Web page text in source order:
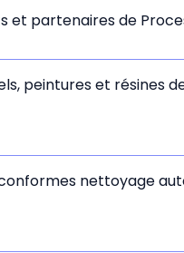
et partenaires de
peintures et résines
nettoyage